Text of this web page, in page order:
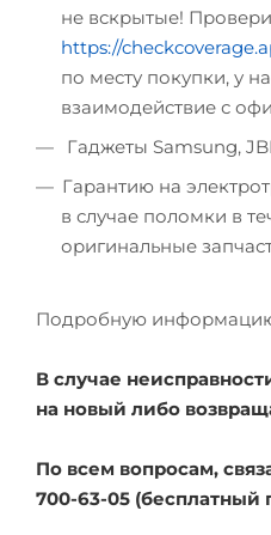
не вскрытые!
https://
по месту покупки, у
взаимодействие с
Гаджеты Samsung,
Гарантию на
в случае поломки в
оригинальные
Подробную информацию
В случае
на новый либо
По всем вопросам,
700-63-05 (бесплатный